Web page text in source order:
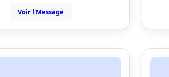
Voir l'Message